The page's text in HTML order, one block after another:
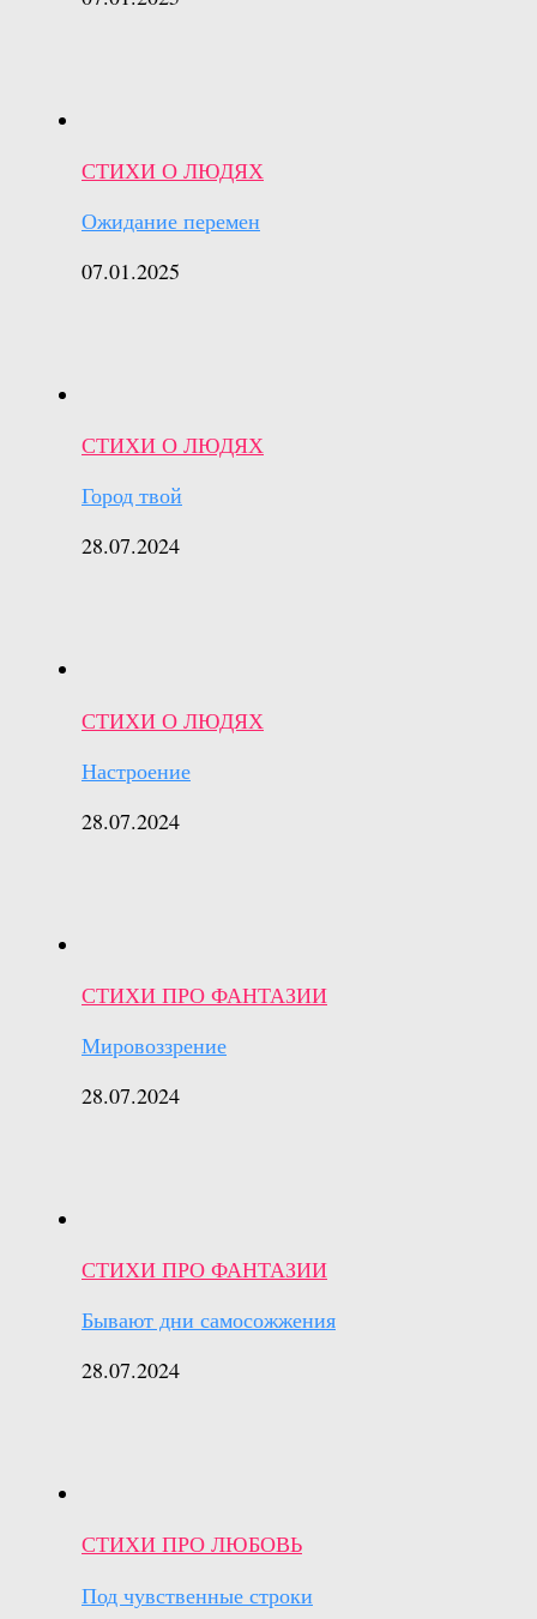
СТИХИ О ЛЮДЯХ
Ожидание перемен
07.01.2025
СТИХИ О ЛЮДЯХ
Город твой
28.07.2024
СТИХИ О ЛЮДЯХ
Настроение
28.07.2024
СТИХИ ПРО ФАНТАЗИИ
Мировоззрение
28.07.2024
СТИХИ ПРО ФАНТАЗИИ
Бывают дни самосожжения
28.07.2024
СТИХИ ПРО ЛЮБОВЬ
Под чувственные строки